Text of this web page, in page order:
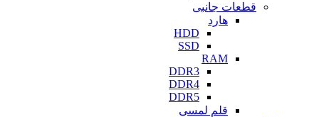
قطعات جانبی
هارد
HDD
SSD
RAM
DDR3
DDR4
DDR5
قلم لمسی